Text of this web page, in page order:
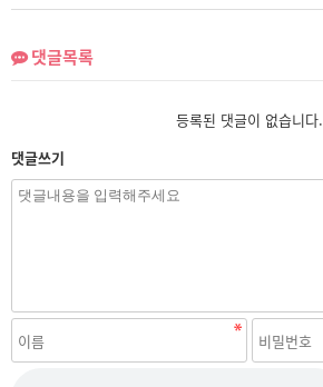
댓글목록
등록된 댓글이 없습니다.
댓글쓰기